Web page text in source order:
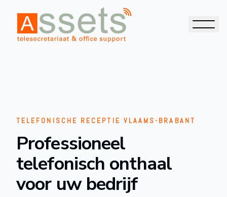
TELEFONISCHE RECEPTIE VLAAMS-BRABANT
Professioneel
telefonisch onthaal
voor uw bedrijf